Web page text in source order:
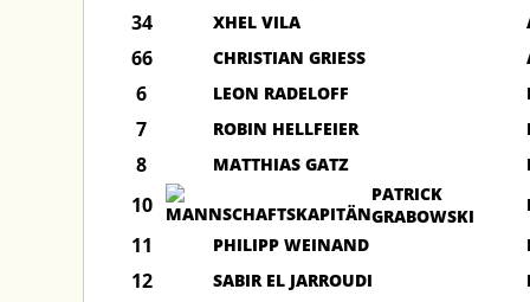
34 XHEL VILA
66 CHRISTIAN GRIESS
6 LEON RADELOFF
7 ROBIN HELLFEIER
8 MATTHIAS GATZ
10
PATRICK
GRABOWSKI
11 PHILIPP WEINAND
12 SABIR EL JARROUDI